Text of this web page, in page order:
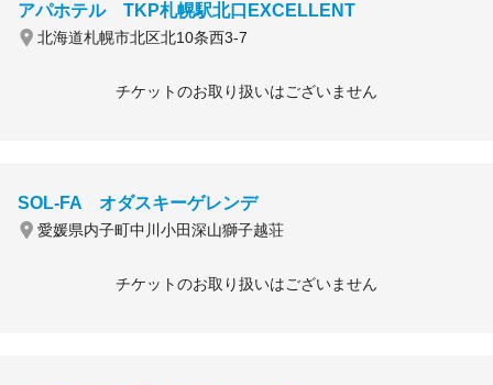
アパホテル TKP札幌駅北口EXCELLENT
北海道札幌市北区北10条西3-7
チケットのお取り扱いはございません
SOL-FA オダスキーゲレンデ
愛媛県内子町中川小田深山獅子越荘
チケットのお取り扱いはございません